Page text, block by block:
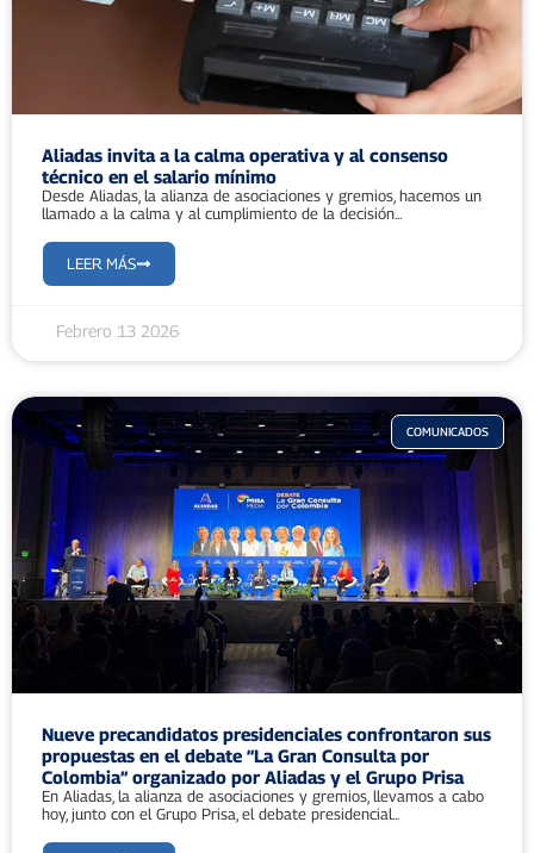
Aliadas invita a la calma operativa y al consenso
técnico en el salario mínimo
Desde Aliadas, la alianza de asociaciones y gremios, hacemos un
llamado a la calma y al cumplimiento de la decisión...
LEER MÁS
Febrero 13 2026
COMUNICADOS
Nueve precandidatos presidenciales confrontaron sus
propuestas en el debate “La Gran Consulta por
Colombia” organizado por Aliadas y el Grupo Prisa
En Aliadas, la alianza de asociaciones y gremios, llevamos a cabo
hoy, junto con el Grupo Prisa, el debate presidencial...